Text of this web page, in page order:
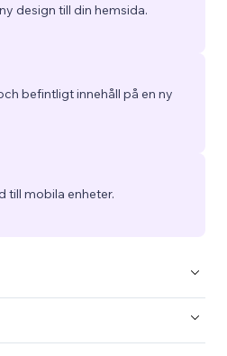
design till din hemsida.
befintligt innehåll på en ny
till mobila enheter.